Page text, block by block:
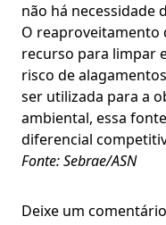
não há necessidade
O reaproveitamento
recurso para limpar
risco de
ser utilizada para a
ambiental, essa
diferencial
Fonte: Sebrae/ASN
Deixe um comentário